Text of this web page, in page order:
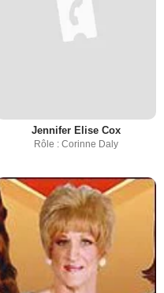
Jennifer Elise Cox
Rôle : Corinne Daly